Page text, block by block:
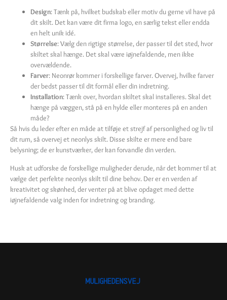
Design: Tænk på, hvilket budskab eller motiv du gerne vil have på
dit skilt. Det kan være dit firma logo, en særlig tekst eller endda
en helt unik idé.
Størrelse: Vælg den rigtige størrelse, der passer til det sted, hvor
skiltet skal hænge. Det skal være iøjnefaldende, men ikke
overvældende.
Farver: Neonrør kommer i forskellige farver. Overvej, hvilke farver
der bedst passer til dit formål eller din indretning.
Installation: Tænk over, hvordan skiltet skal installeres. Skal det
hænge på væggen, stå på en hylde eller monteres på en anden
måde?
Så hvis du leder efter en måde at tilføje et strejf af personlighed og liv til
dit rum, så overvej et neonlys skilt. Disse skilte er mere end bare
belysning; de er kunstværker, der kan forvandle din verden.
Husk at udforske de forskellige muligheder derude, når det kommer til at
vælge det perfekte neonlys skilt til dine behov. Der er en verden af
kreativitet og skønhed, der venter på at blive opdaget med dette
iøjnefaldende valg inden for indretning og branding.